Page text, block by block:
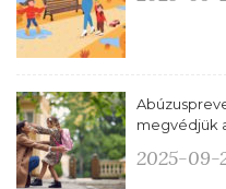
megvédjük
2025-09-